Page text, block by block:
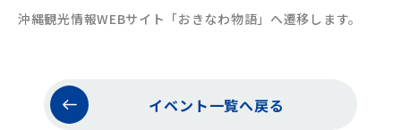
沖縄観光情報WEBサイト「おきなわ物語」へ遷移します。
イベント一覧へ戻る